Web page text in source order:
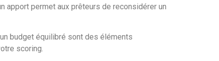
permet aux prêteurs de reconsidérer un
budget équilibré sont des éléments
scoring.